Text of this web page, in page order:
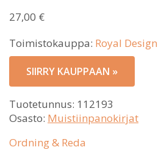
27,00 €
Toimistokauppa: Royal Design
SIIRRY KAUPPAAN »
Tuotetunnus: 112193
Osasto: Muistiinpanokirjat
Ordning & Reda